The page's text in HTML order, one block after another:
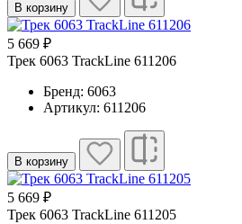
В корзину
5 669 ₽
Трек 6063 TrackLine 611206
Бренд: 6063
Артикул: 611206
В корзину
5 669 ₽
Трек 6063 TrackLine 611205